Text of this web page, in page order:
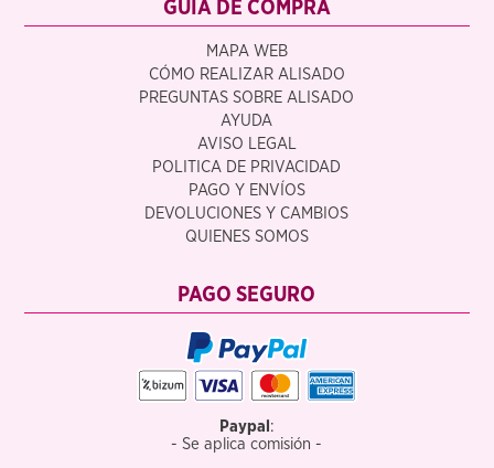
GUÍA DE COMPRA
MAPA WEB
CÓMO REALIZAR ALISADO
PREGUNTAS SOBRE ALISADO
AYUDA
AVISO LEGAL
POLITICA DE PRIVACIDAD
PAGO Y ENVÍOS
DEVOLUCIONES Y CAMBIOS
QUIENES SOMOS
PAGO SEGURO
Paypal :
- Se aplica comisión -